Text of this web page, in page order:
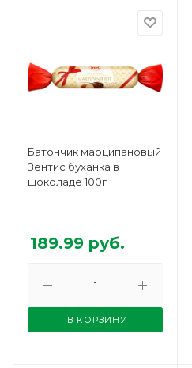
Батончик марципановый
Зентис буханка в
шоколаде 100г
189.99 руб.
В КОРЗИНУ